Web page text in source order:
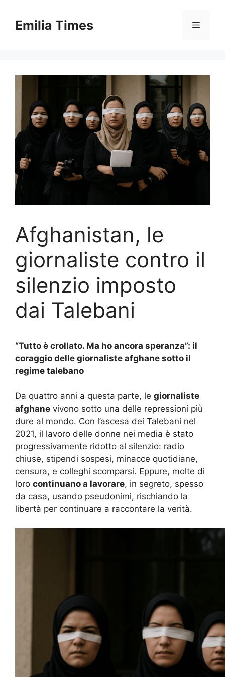
contentEmilia Times Menu
Afghanistan, le
giornaliste contro il
silenzio imposto
dai Talebani
“Tutto è crollato. Ma ho ancora speranza”: il
coraggio delle giornaliste afghane sotto il
regime talebano
Da quattro anni a questa parte, le giornaliste
afghane vivono sotto una delle repressioni più
dure al mondo. Con l’ascesa dei Talebani nel
2021, il lavoro delle donne nei media è stato
progressivamente ridotto al silenzio: radio
chiuse, stipendi sospesi, minacce quotidiane,
censura, e colleghi scomparsi. Eppure, molte di
loro continuano a lavorare, in segreto, spesso
da casa, usando pseudonimi, rischiando la
libertà per continuare a raccontare la verità.